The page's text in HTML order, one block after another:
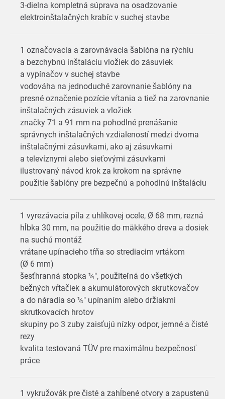
3-dielna kompletná súprava na osadzovanie
elektroinštalačných krabíc v suchej stavbe
1 označovacia a zarovnávacia šablóna na rýchlu
a bezchybnú inštaláciu vložiek do zásuviek
a vypínačov v suchej stavbe
vodováha na jednoduché zarovnanie šablóny na
presné označenie pozície vŕtania a tiež na zarovnanie
inštalačných zásuviek a vložiek
značky 71 a 91 mm na pohodlné prenášanie
správnych inštalačných vzdialeností medzi dvoma
inštalačnými zásuvkami, ako aj zásuvkami
a televíznymi alebo sieťovými zásuvkami
ilustrovaný návod krok za krokom na správne
použitie šablóny pre bezpečnú a pohodlnú inštaláciu
1 vyrezávacia píla z uhlíkovej ocele, Ø 68 mm, rezná
hĺbka 30 mm, na použitie do mäkkého dreva a dosiek
na suchú montáž
vrátane upínacieho tŕňa so strediacim vrtákom
(Ø 6 mm)
šesťhranná stopka ¼", použiteľná do všetkých
bežných vŕtačiek a akumulátorových skrutkovačov
a do náradia so ¼" upínaním alebo držiakmi
skrutkovacích hrotov
skupiny po 3 zuby zaisťujú nízky odpor, jemné a čisté
rezy
kvalita testovaná TÜV pre maximálnu bezpečnosť
práce
1 vykružovák pre čisté a zahĺbené otvory a zapustenú